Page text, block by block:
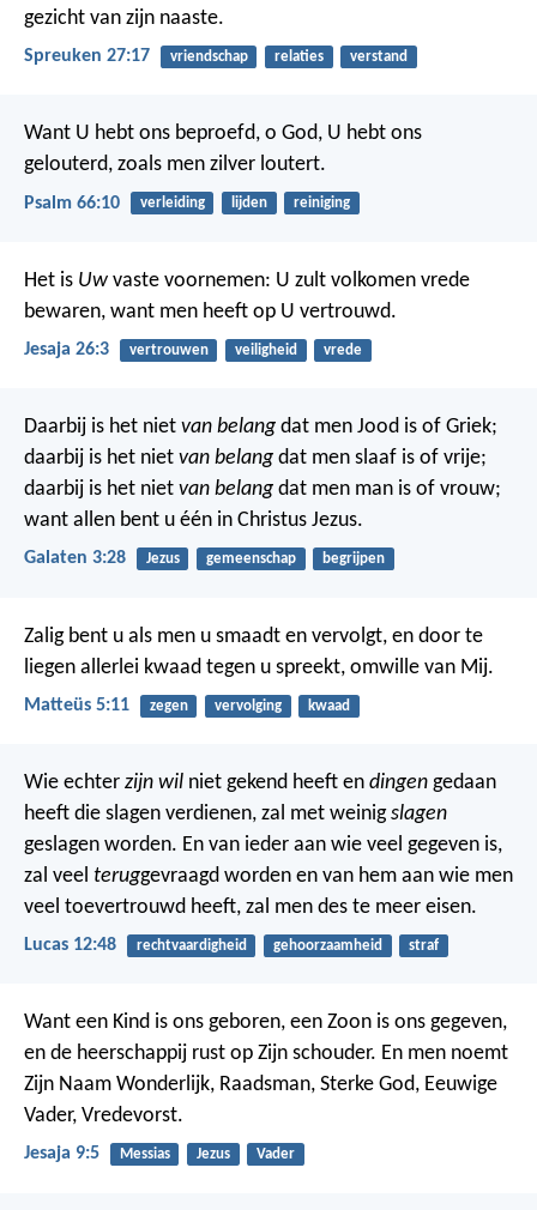
gezicht van zijn naaste.
Spreuken 27:17 vriendschap relaties verstand
Want U hebt ons beproefd, o God, U hebt ons
gelouterd, zoals men zilver loutert.
Psalm 66:10 verleiding lijden reiniging
Het is Uw vaste voornemen: U zult volkomen vrede
bewaren, want men heeft op U vertrouwd.
Jesaja 26:3 vertrouwen veiligheid vrede
Daarbij is het niet van belang dat men Jood is of Griek;
daarbij is het niet van belang dat men slaaf is of vrije;
daarbij is het niet van belang dat men man is of vrouw;
want allen bent u één in Christus Jezus.
Galaten 3:28 Jezus gemeenschap begrijpen
Zalig bent u als men u smaadt en vervolgt, en door te
liegen allerlei kwaad tegen u spreekt, omwille van Mij.
Matteüs 5:11 zegen vervolging kwaad
Wie echter zijn wil niet gekend heeft en dingen gedaan
heeft die slagen verdienen, zal met weinigslagen
geslagen worden. En van ieder aan wie veel gegeven is,
zal veel teruggevraagd worden en van hem aan wie men
veel toevertrouwd heeft, zal men des te meer eisen.
Lucas 12:48 rechtvaardigheid gehoorzaamheid straf
Want een Kind is ons geboren, een Zoon is ons gegeven,
en de heerschappij rust op Zijn schouder. En men noemt
Zijn Naam Wonderlijk, Raadsman, Sterke God, Eeuwige
Vader, Vredevorst.
Jesaja 9:5 Messias Jezus Vader